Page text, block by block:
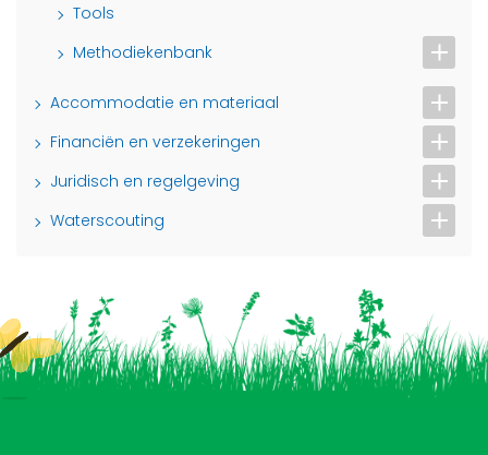
Tools
Methodiekenbank
Accommodatie en materiaal
Financiën en verzekeringen
Juridisch en regelgeving
Waterscouting